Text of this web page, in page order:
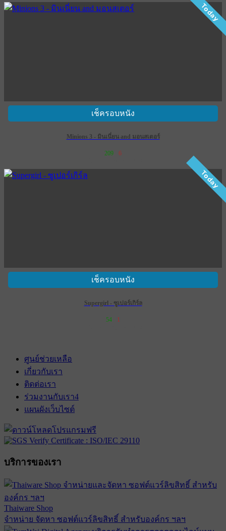
Today
เช็ครอบหนัง
Minions 3 - มินเนี่ยน and มอนสเตอร์
209 6
Today
เช็ครอบหนัง
Supergirl - ซูเปอร์เกิร์ล
54 1
ศูนย์ช่วยเหลือ
เกี่ยวกับเรา
ติดต่อเรา
ร่วมงานกับเรา4
แผนผังเว็บไซต์
บริการของเรา
Thaiware Shop
จำหน่าย จัดหา ซอฟต์แวร์ลิขสิทธิ์ สำหรับองค์กร ฯลฯ